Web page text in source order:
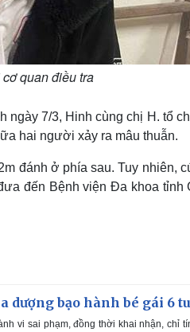
quan điều tra
ngày 7/3, Hinh cùng chị H. tổ
hai người xảy ra mâu thuẫn.
đánh ở phía sau. Tuy nhiên,
đến Bệnh viện Đa khoa tỉnh
dượng bạo hành bé gái 6
vi sai phạm, đồng thời khai nhận, chỉ